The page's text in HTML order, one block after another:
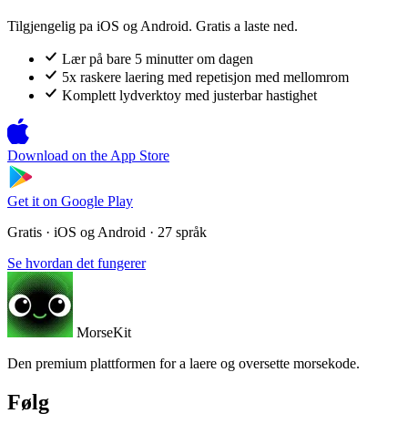
Tilgjengelig pa iOS og Android. Gratis a laste ned.
Lær på bare 5 minutter om dagen
5x raskere laering med repetisjon med mellomrom
Komplett lydverktoy med justerbar hastighet
Download on the App Store
Get it on Google Play
Gratis · iOS og Android · 27 språk
Se hvordan det fungerer
MorseKit
Den premium plattformen for a laere og oversette morsekode.
Følg